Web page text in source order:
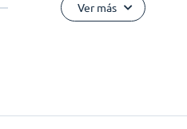
Ver más